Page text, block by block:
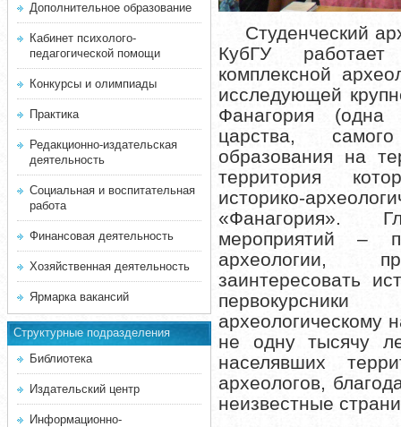
Дополнительное образование
Кабинет психолого-
педагогической помощи
Конкурсы и олимпиады
Практика
Редакционно-издательская
деятельность
Социальная и воспитательная
работа
Финансовая деятельность
Хозяйственная деятельность
Ярмарка вакансий
Структурные подразделения
Библиотека
Издательский центр
Информационно-
Студенческий
КубГУ
комплексной
исследующей
Фанагория (одна
царства,
образования на
территория
историко-
«Фанагория».
мероприятий –
археологии,
заинтересовать
археологическому
не одну тысячу
населявших
археологов,
неизвестные